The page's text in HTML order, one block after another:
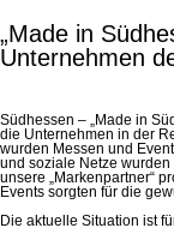
„Made in
Unternehmen
Südhessen – „Made in
die Unternehmen in der
wurden Messen und
und soziale Netze
unsere „Markenpartner“
Events sorgten für die
Die aktuelle Situation ist